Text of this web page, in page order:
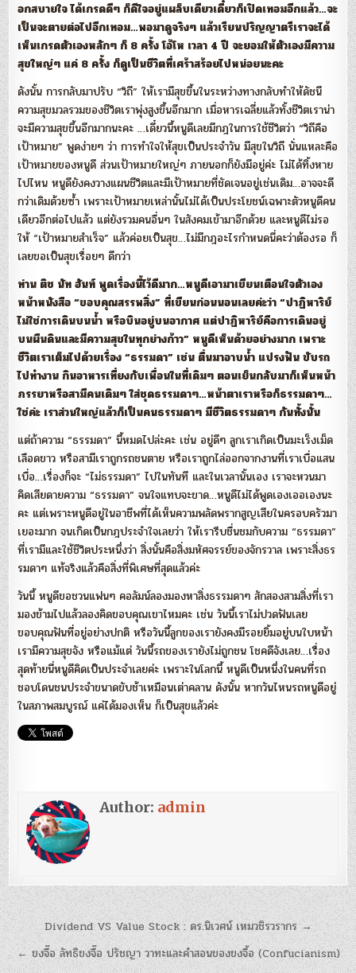
อกสบายใจ ได้เกรดดีๆ ก็ดีใจอยู่แผล็บเดียวเดี๋ยวก็เปิดเทอมอีกแล้ว…จะ
เป็นจะตายต่อไปอีกเทอม…พอมาดูจริงๆ แล้วเรียนปริญญาตรีเราจะได้
เห็นเกรดตัวเองหลักๆ ก็ 8 ครั้ง โอ้โห เวลา 4 ปี จะยอมให้ตัวเองมีความ
สุขใหญ่ๆ แค่ 8 ครั้ง ก็ดูเป็นชีวิตที่เศร้าสร้อยไปหน่อยนะคะ
ดังนั้น การกลับมาปรับ “วิถี” ให้เรามีสุขขึ้นในระหว่างทางกลับทำให้ดัชนี
ความสุขมวลรวมของชีวิตเราพุ่งสูงขึ้นอีกมาก เมื่อหารเฉลี่ยแล้วทั้งชีวิตเราน่า
จะมีความสุขขึ้นอีกมากนะคะ …เดี๋ยวนี้หนูดีเลยมีกฎในการใช้ชีวิตว่า “วิถีคือ
เป้าหมาย” พูดง่ายๆ ว่า การทำใจให้สุขเป็นประจำวัน มีสุขในวิถี นั่นแหละคือ
เป้าหมายของหนูดี ส่วนเป้าหมายใหญ่ๆ ภายนอกก็ยังมีอยู่ค่ะ ไม่ได้ทิ้งหาย
ไปไหน หนูดียังคงวางแผนชีวิตและมีเป้าหมายที่ชัดเจนอยู่เช่นเดิม…อาจจะดี
กว่าเดิมด้วยซ้ำ เพราะเป้าหมายเหล่านั้นไม่ได้เป็นประโยชน์เฉพาะตัวหนูดีคน
เดียวอีกต่อไปแล้ว แต่ยังรวมคนอื่นๆ ในสังคมเข้ามาอีกด้วย และหนูดีไม่รอ
ให้ “เป้าหมายสำเร็จ” แล้วค่อยเป็นสุข…ไม่มีกฎอะไรกำหนดนี่คะว่าต้องรอ ก็
เลยขอเป็นสุขเรื่อยๆ ดีกว่า
ท่าน ติช นัท ฮันท์ พูดเรื่องนี้ไว้ดีมาก…หนูดีเอามาเขียนเตือนใจตัวเอง
หน้าหนังสือ “ขอบคุณสรรพสิ่ง” ที่เขียนก่อนนอนเลยค่ะว่า “ปาฏิหาริย์
ไม่ใช่การเดินบนน้ำ หรือบินอยู่บนอากาศ แต่ปาฏิหาริย์คือการเดินอยู่
บนผืนดินและมีความสุขในทุกย่างก้าว” หนูดีเห็นด้วยอย่างมาก เพราะ
ชีวิตเราเต็มไปด้วยเรื่อง “ธรรมดา” เช่น ตื่นมาอาบน้ำ แปรงฟัน ขับรถ
ไปทำงาน กินอาหารเที่ยงกับเพื่อนในที่เดิมๆ ตอนเย็นกลับมาก็เห็นหน้า
ภรรยาหรือสามีคนเดิมๆ ใส่ชุดธรรมดาๆ…หน้าตาเราหรือก็ธรรมดาๆ…
ใช่ค่ะ เราส่วนใหญ่แล้วก็เป็นคนธรรมดาๆ มีชีวิตธรรมดาๆ กันทั้งนั้น
แต่ถ้าความ “ธรรมดา” นี้หมดไปล่ะคะ เช่น อยู่ดีๆ ลูกเราเกิดเป็นมะเร็งเม็ด
เลือดขาว หรือสามีเราถูกรถชนตาย หรือเราถูกไล่ออกจากงานที่เราเบื่อแสน
เบื่อ…เรื่องก็จะ “ไม่ธรรมดา” ไปในทันที และในเวลานั้นเอง เราจะหวนมา
คิดเสียดายความ “ธรรมดา” จนใจแทบจะขาด…หนูดีไม่ได้พูดเองเออเองนะ
คะ แต่เพราะหนูดีอยู่ในอาชีพที่ได้เห็นความพลัดพรากสูญเสียในครอบครัวมา
เยอะมาก จนเกิดเป็นกฎประจำใจเลยว่า ให้เรารีบชื่นชมกับความ “ธรรมดา”
ที่เรามีและใช้ชีวิตประหนึ่งว่า สิ่งนั้นคือสิ่งมหัศจรรย์ของจักรวาล เพราะสิ่งธร
รมดาๆ แท้จริงแล้วคือสิ่งที่พิเศษที่สุดแล้วค่ะ
วันนี้ หนูดีขอชวนแฟนๆ คอลัมน์ลองมองหาสิ่งธรรมดาๆ สักสองสามสิ่งที่เรา
มองข้ามไปแล้วลองคิดขอบคุณเขาไหมคะ เช่น วันนี้เราไม่ปวดฟันเลย
ขอบคุณฟันที่อยู่อย่างปกติ หรือวันนี้ลูกของเรายังคงมีรอยยิ้มอยู่บนใบหน้า
เรามีความสุขจัง หรือแม้แต่ วันนี้รถของเรายังไม่ถูกชน โชคดีจังเลย…เรื่อง
สุดท้ายนี่หนูดีคิดเป็นประจำเลยค่ะ เพราะในโลกนี้ หนูดีเป็นหนึ่งในคนที่รถ
ชอบโดนชนประจำขนาดขับช้าเหมือนเต่าคลาน ดังนั้น หากวันไหนรถหนูดีอยู่
ในสภาพสมบูรณ์ แค่ได้มองเห็น ก็เป็นสุขแล้วค่ะ
Author: admin
แนะแนว
เรื่อง
Dividend VS Value Stock : ดร.นิเวศน์ เหมวชิรวรากร →
← ขงจื๊อ ลัทธิขงจื๊อ ปรัชญา วาทะและคำสอนของขงจื้อ (Confucianism)